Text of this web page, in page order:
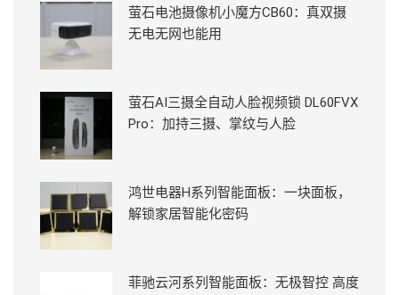
萤石电池摄像机小魔方CB60：真双摄
无电无网也能用
萤石AI三摄全自动人脸视频锁 DL60FVX
Pro：加持三摄、掌纹与人脸
鸿世电器H系列智能面板：一块面板，
解锁家居智能化密码
菲驰云河系列智能面板：无极智控 高度